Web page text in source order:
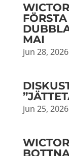
MAI
jun 28, 2026
jun 25, 2026